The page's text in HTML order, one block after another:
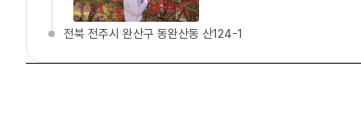
전북 전주시 완산구 동완산동 산124-1